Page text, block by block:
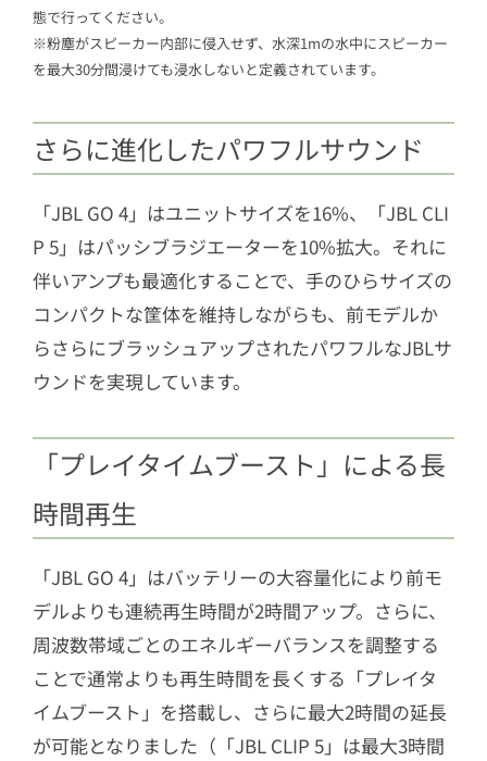
態で行ってください。
※粉塵がスピーカー内部に侵入せず、水深1mの水中にスピーカー
を最大30分間浸けても浸水しないと定義されています。
さらに進化したパワフルサウンド
「JBL GO 4」はユニットサイズを16%、「JBL CLI
P 5」はパッシブラジエーターを10%拡大。それに
伴いアンプも最適化することで、手のひらサイズの
コンパクトな筐体を維持しながらも、前モデルか
らさらにブラッシュアップされたパワフルなJBLサ
ウンドを実現しています。
「プレイタイムブースト」による長
時間再生
「JBL GO 4」はバッテリーの大容量化により前モ
デルよりも連続再生時間が2時間アップ。さらに、
周波数帯域ごとのエネルギーバランスを調整する
ことで通常よりも再生時間を長くする「プレイタ
イムブースト」を搭載し、さらに最大2時間の延長
が可能となりました（「JBL CLIP 5」は最大3時間